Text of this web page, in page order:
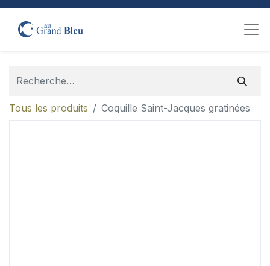
Tous les produits Coquille Saint-Jacques gratinées